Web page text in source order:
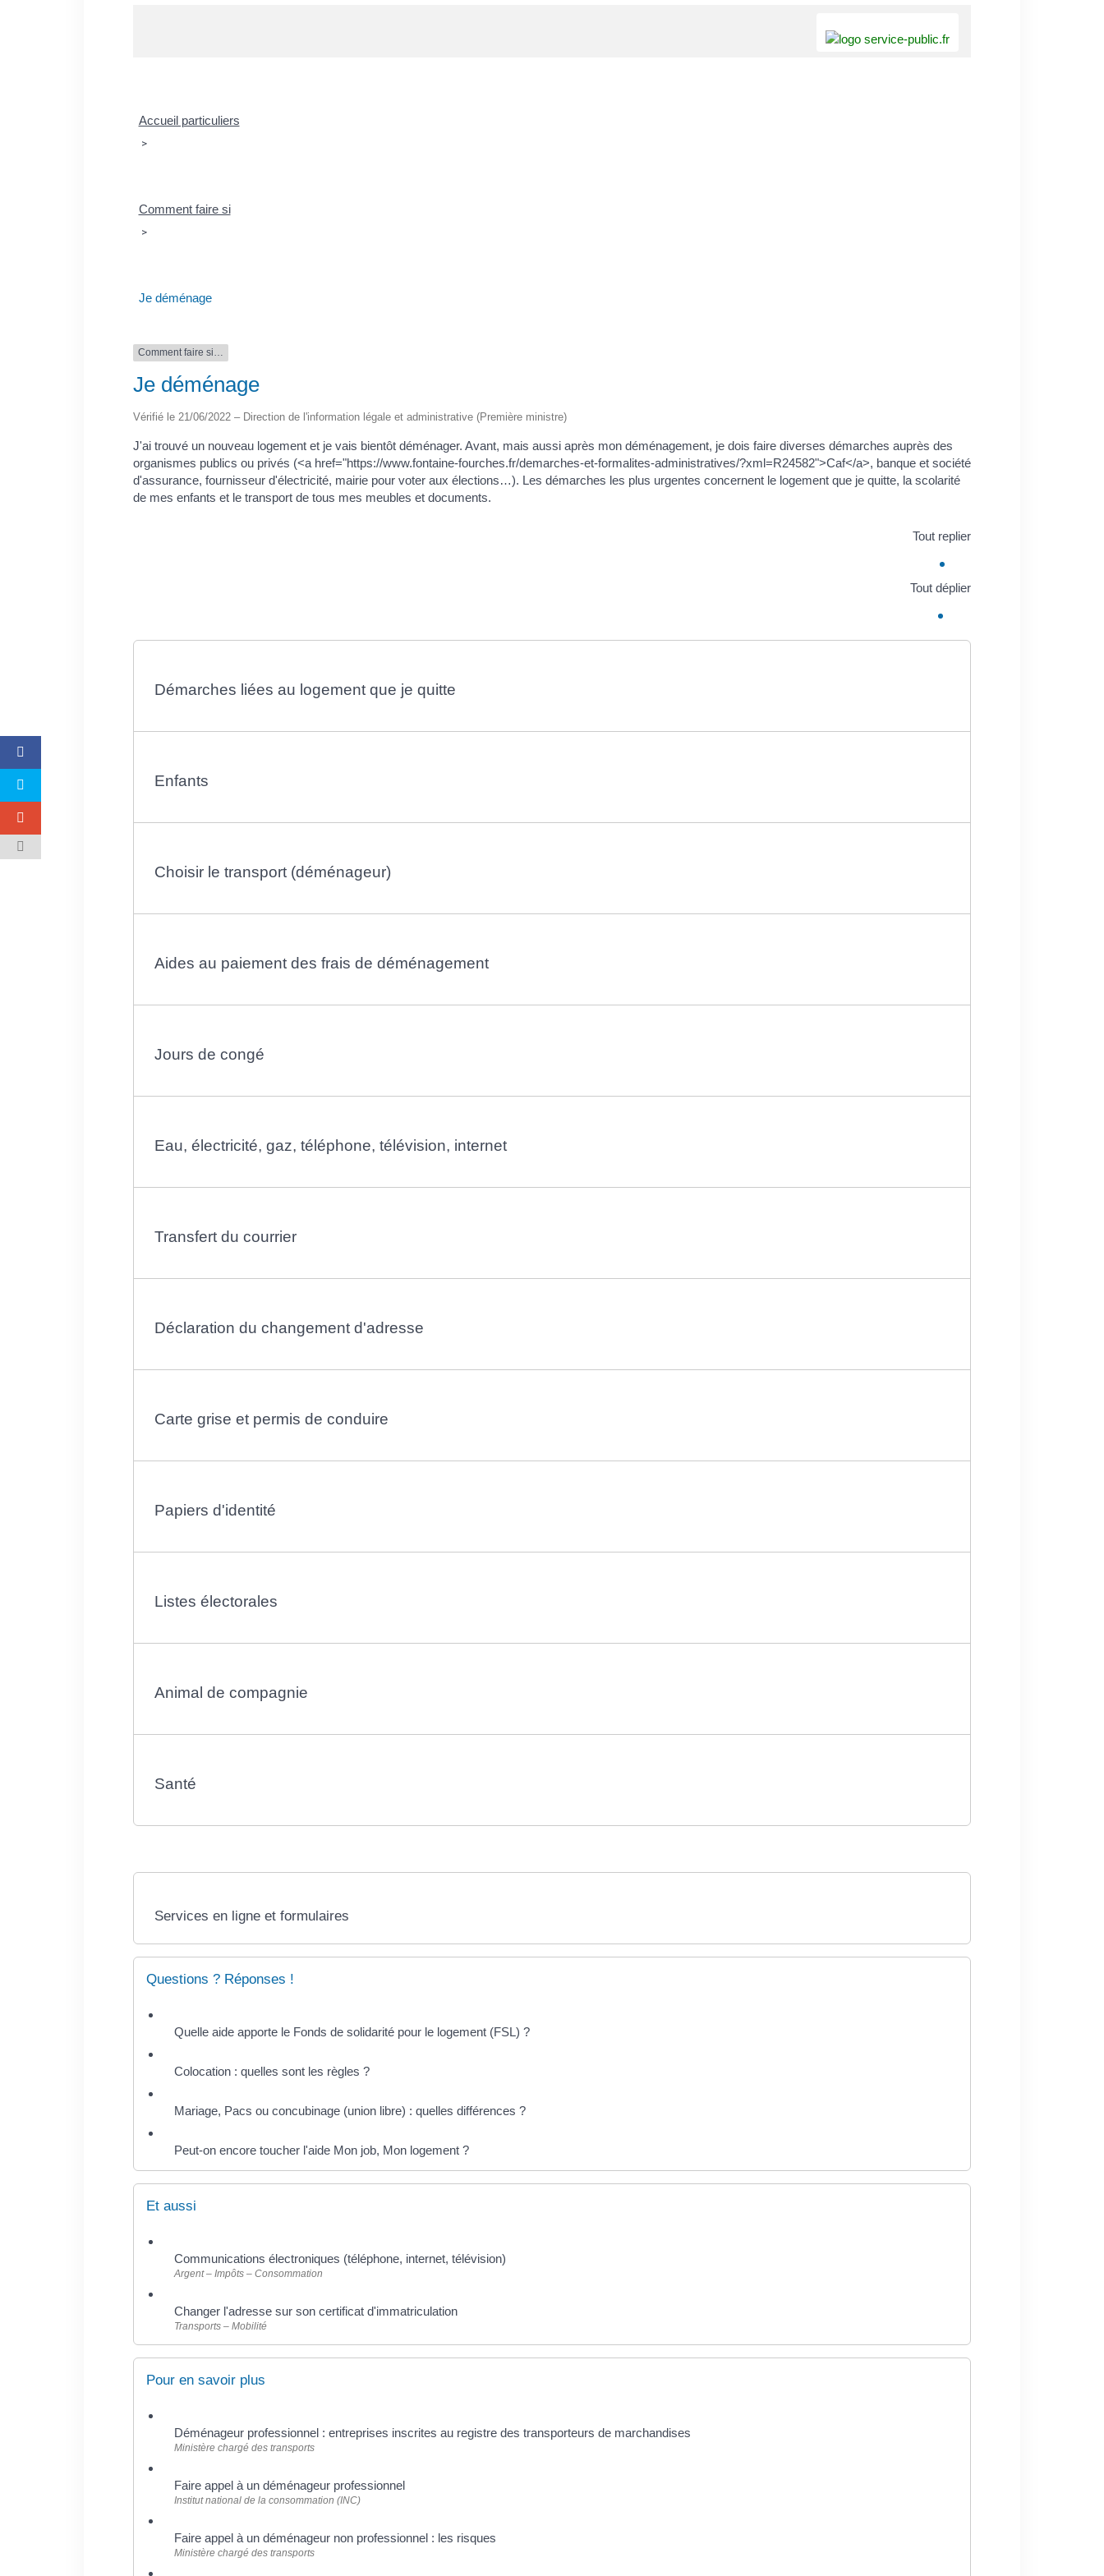
Accueil particuliers
>
Comment faire si
>
Je déménage
Comment faire si…
Je déménage
Vérifié le 21/06/2022 – Direction de l'information légale et administrative (Première ministre)
J'ai trouvé un nouveau logement et je vais bientôt déménager. Avant, mais aussi après mon déménagement, je dois faire diverses démarches auprès des
organismes publics ou privés (<a href="https://www.fontaine-fourches.fr/demarches-et-formalites-administratives/?xml=R24582">Caf</a>, banque et société
d'assurance, fournisseur d'électricité, mairie pour voter aux élections…). Les démarches les plus urgentes concernent le logement que je quitte, la scolarité
de mes enfants et le transport de tous mes meubles et documents.
Tout replier
Tout déplier
Démarches liées au logement que je quitte
Enfants
Choisir le transport (déménageur)
Aides au paiement des frais de déménagement
Jours de congé
Eau, électricité, gaz, téléphone, télévision, internet
Transfert du courrier
Déclaration du changement d'adresse
Carte grise et permis de conduire
Papiers d'identité
Listes électorales
Animal de compagnie
Santé
Services en ligne et formulaires
Questions ? Réponses !
Quelle aide apporte le Fonds de solidarité pour le logement (FSL) ?
Colocation : quelles sont les règles ?
Mariage, Pacs ou concubinage (union libre) : quelles différences ?
Peut-on encore toucher l'aide Mon job, Mon logement ?
Et aussi
Communications électroniques (téléphone, internet, télévision)
Argent – Impôts – Consommation
Changer l'adresse sur son certificat d'immatriculation
Transports – Mobilité
Pour en savoir plus
Déménageur professionnel : entreprises inscrites au registre des transporteurs de marchandises
Ministère chargé des transports
Faire appel à un déménageur professionnel
Institut national de la consommation (INC)
Faire appel à un déménageur non professionnel : les risques
Ministère chargé des transports